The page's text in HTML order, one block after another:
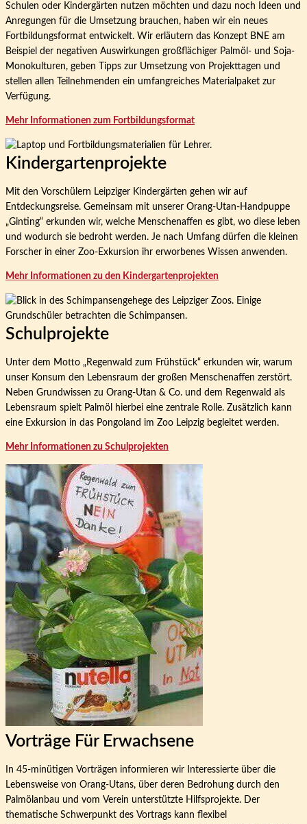
Schulen oder Kindergärten nutzen möchten und dazu noch Ideen und
Anregungen für die Umsetzung brauchen, haben wir ein neues
Fortbildungsformat entwickelt. Wir erläutern das Konzept BNE am
Beispiel der negativen Auswirkungen großflächiger Palmöl- und Soja-
Monokulturen, geben Tipps zur Umsetzung von Projekttagen und
stellen allen Teilnehmenden ein umfangreiches Materialpaket zur
Verfügung.
Mehr Informationen zum Fortbildungsformat
Kindergartenprojekte
Mit den Vorschülern Leipziger Kindergärten gehen wir auf
Entdeckungsreise. Gemeinsam mit unserer Orang-Utan-Handpuppe
„Ginting“ erkunden wir, welche Menschenaffen es gibt, wo diese leben
und wodurch sie bedroht werden. Je nach Umfang dürfen die kleinen
Forscher in einer Zoo-Exkursion ihr erworbenes Wissen anwenden.
Mehr Informationen zu den Kindergartenprojekten
Schulprojekte
Unter dem Motto „Regenwald zum Frühstück“ erkunden wir, warum
unser Konsum den Lebensraum der großen Menschenaffen zerstört.
Neben Grundwissen zu Orang-Utan & Co. und dem Regenwald als
Lebensraum spielt Palmöl hierbei eine zentrale Rolle. Zusätzlich kann
eine Exkursion in das Pongoland im Zoo Leipzig begleitet werden.
Mehr Informationen zu Schulprojekten
Vorträge Für Erwachsene
In 45-minütigen Vorträgen informieren wir Interessierte über die
Lebensweise von Orang-Utans, über deren Bedrohung durch den
Palmölanbau und vom Verein unterstützte Hilfsprojekte. Der
thematische Schwerpunkt des Vortrags kann flexibel